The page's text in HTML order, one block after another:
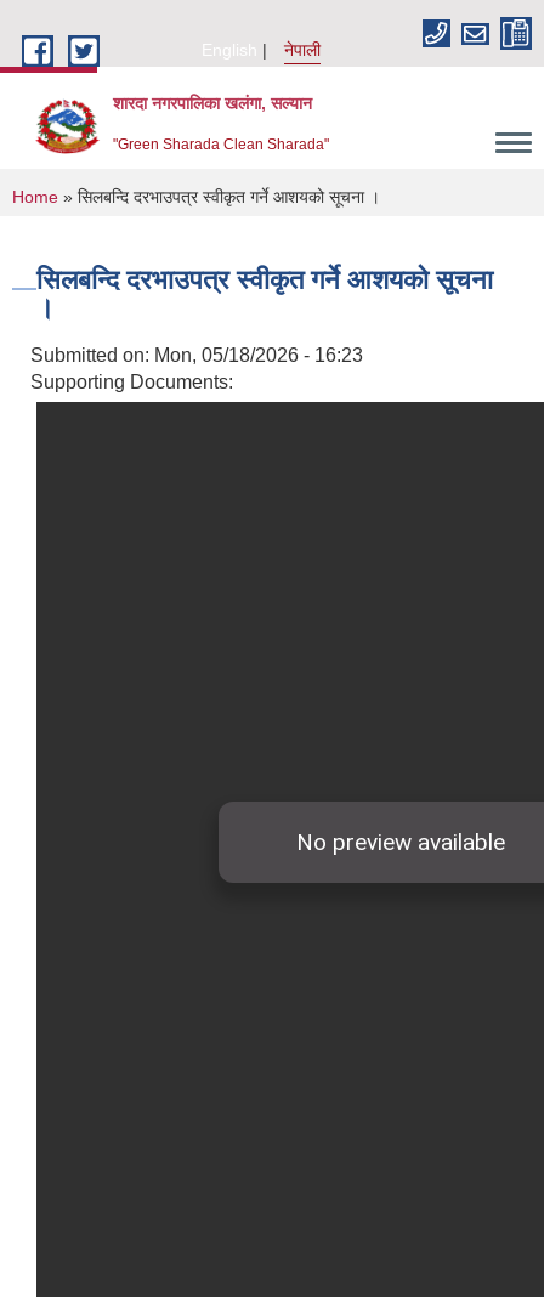
English
नेपाली
शारदा नगरपालिका खलंगा, सल्यान
"Green Sharada Clean Sharada"
You are here
Home » सिलबन्दि दरभाउपत्र स्वीकृत गर्ने आशयको सूचना ।
सिलबन्दि दरभाउपत्र स्वीकृत गर्ने आशयको सूचना
।
Submitted on: Mon, 05/18/2026 - 16:23
Supporting Documents: